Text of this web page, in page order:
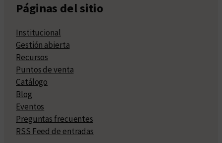
Páginas del sitio
Institucional
Gestión abierta
Recursos
Puntos de venta
Catálogo
Blog
Eventos
Preguntas frecuentes
RSS Feed de entradas